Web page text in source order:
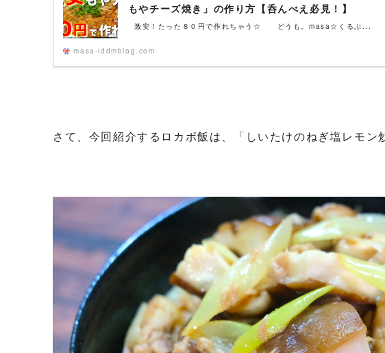
もやチーズ焼き」の作り方【呑んべえ必見！】
激安！たった８０円で作れちゃう☆ どうも。masa☆くるぷ...
masa-iddmblog.com
さて、今回紹介するロカボ飯は、「しいたけのねぎ塩レモン